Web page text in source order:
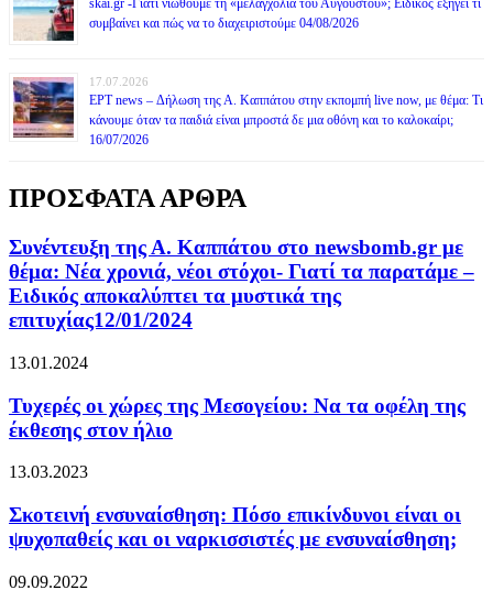
skai.gr -Γιατί νιώθουμε τη «μελαγχολία του Αυγούστου»; Ειδικός εξηγεί τι
συμβαίνει και πώς να το διαχειριστούμε 04/08/2026
17.07.2026
ΕΡΤ news – Δήλωση της Α. Καππάτου στην εκπομπή live now, με θέμα: Τι
κάνουμε όταν τα παιδιά είναι μπροστά δε μια οθόνη και το καλοκαίρι;
16/07/2026
ΠΡΟΣΦΑΤΑ ΑΡΘΡΑ
Συνέντευξη της Α. Καππάτου στο newsbomb.gr με
θέμα: Νέα χρονιά, νέοι στόχοι- Γιατί τα παρατάμε –
Ειδικός αποκαλύπτει τα μυστικά της
επιτυχίας12/01/2024
13.01.2024
Τυχερές οι χώρες της Μεσογείου: Να τα οφέλη της
έκθεσης στον ήλιο
13.03.2023
Σκοτεινή ενσυναίσθηση: Πόσο επικίνδυνοι είναι οι
ψυχοπαθείς και οι ναρκισσιστές με ενσυναίσθηση;
09.09.2022